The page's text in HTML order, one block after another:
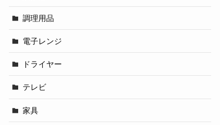
調理用品
電子レンジ
ドライヤー
テレビ
家具